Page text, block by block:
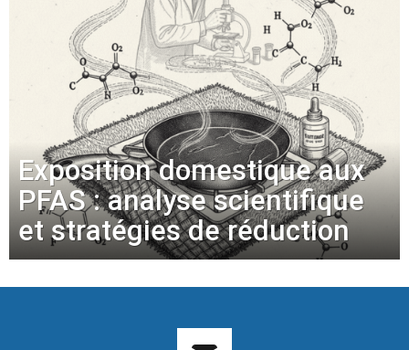
Exposition domestique aux
PFAS : analyse scientifique
et stratégies de réduction